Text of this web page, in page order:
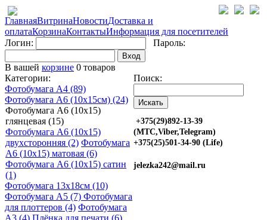
ГлавнаяВитринаНовостиДоставка и
оплатаКорзинаКонтактыИнформация для посетителей
Логин:
Пароль:
Вход
В вашей корзине 0 товаров
Категории:
Фотобумага A4 (89)
Фотобумага A6 (10х15см) (24)
Фотобумага A6 (10х15)
глянцевая (15)
Фотобумага A6 (10х15)
двухсторонняя (2) Фотобумага
A6 (10х15) матовая (6)
Фотобумага A6 (10х15) сатин
(1)
Фотобумага 13х18см (10)
Фотобумага A5 (7) Фотобумага
для плоттеров (4) Фотобумага
Поиск:
+375(29)892-13-39
(МТС,Viber,Telegram)
+375(25)501-34-90 (Life)
jelezka242@mail.ru